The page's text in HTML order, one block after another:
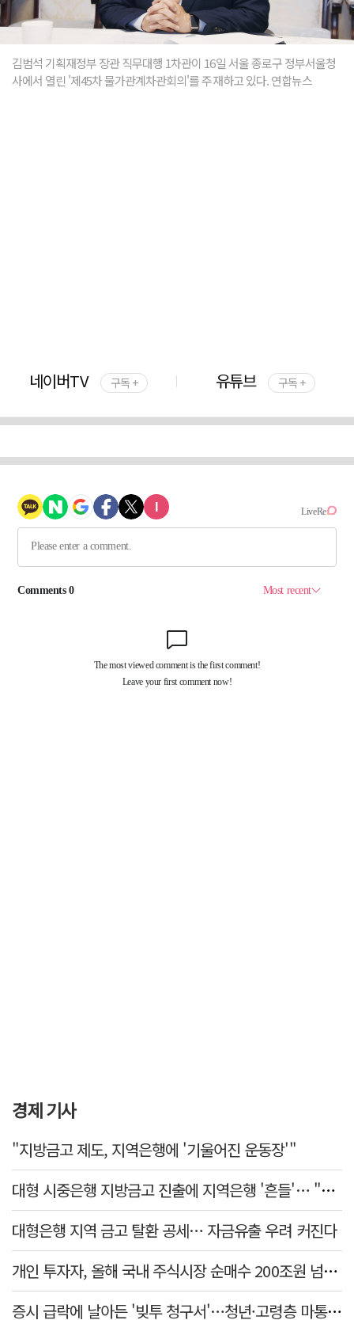
김범석 기획재정부 장관 직무대행 1차관이 16일 서울 종로구 정부서울청
사에서 열린 '제45차 물가관계차관회의'를 주재하고 있다. 연합뉴스
네이버TV 구독 + 유튜브 구독 +
경제 기사
"지방금고 제도, 지역은행에 '기울어진 운동장'"
대형 시중은행 지방금고 진출에 지역은행 '흔들'… "생태계 보호 장치 필요"
대형은행 지역 금고 탈환 공세… 자금유출 우려 커진다
개인 투자자, 올해 국내 주식시장 순매수 200조원 넘었다
증시 급락에 날아든 '빚투 청구서'…청년·고령층 마통 연체↑